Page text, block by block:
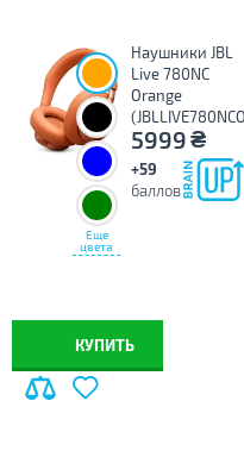
Еще
цвета
Наушники JBL
Live 780NC
Orange
5999₴
+59
баллов
КУПИТЬ